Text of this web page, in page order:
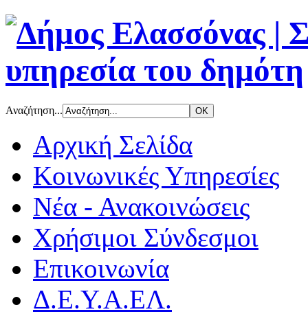
Αναζήτηση...
Αρχική Σελίδα
Κοινωνικές Υπηρεσίες
Νέα - Ανακοινώσεις
Χρήσιμοι Σύνδεσμοι
Επικοινωνία
Δ.Ε.Υ.Α.ΕΛ.